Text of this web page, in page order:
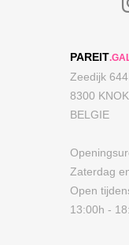
PAREIT
Zeedijk 644
8300
BELGIE
Zaterdag
Open
13:00h -